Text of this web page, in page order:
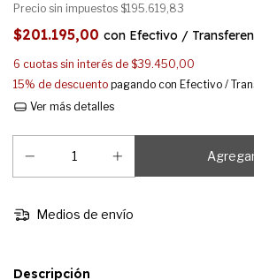
Precio sin impuestos $195.619,83
$201.195,00 con Efectivo /
6 cuotas sin interés de $39.450,00
15% de descuento pagando con Efectivo /
Ver más detalles
Medios de envío
Descripción